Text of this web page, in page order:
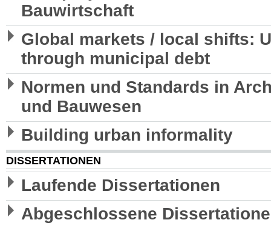
Bauwirtschaft
Global markets / local shifts:
through municipal debt
Normen und Standards in
und Bauwesen
Building urban informality
DISSERTATIONEN
Laufende Dissertationen
Abgeschlossene